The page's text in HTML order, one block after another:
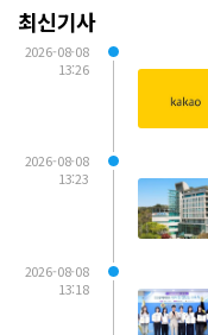
최신기사
2026-08-08
13:26
2026-08-08
13:23
2026-08-08
13:18